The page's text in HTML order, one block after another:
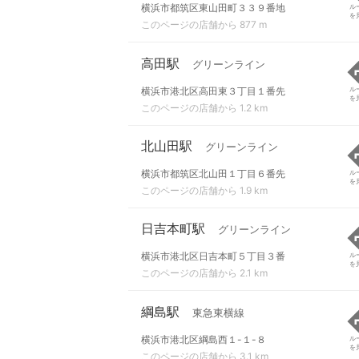
横浜市都筑区東山田町３３９番地
このページの店舗から 877 m
ル
を
高田駅 グリーンライン
横浜市港北区高田東３丁目１番先
このページの店舗から 1.2 km
ル
を
北山田駅 グリーンライン
横浜市都筑区北山田１丁目６番先
このページの店舗から 1.9 km
ル
を
日吉本町駅 グリーンライン
横浜市港北区日吉本町５丁目３番
このページの店舗から 2.1 km
ル
を
綱島駅 東急東横線
横浜市港北区綱島西１-１-８
このページの店舗から 3.1 km
ル
を